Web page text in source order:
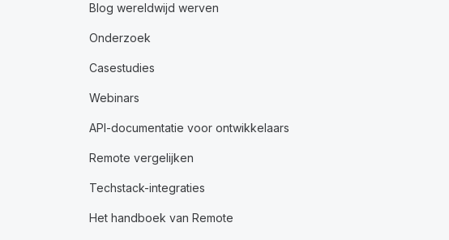
Blog wereldwijd werven
Onderzoek
Casestudies
Webinars
API-documentatie voor ontwikkelaars
Remote vergelijken
Techstack-integraties
Het handboek van Remote